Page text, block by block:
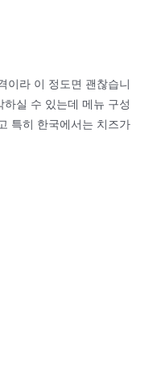
이라 이 정도면 괜찮습니
실 수 있는데 메뉴 구성
특히 한국에서는 치즈가